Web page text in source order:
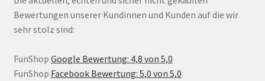
Bewertungen unserer Kundinnen und Kunden auf die wir
sehr stolz sind:
FunShop Google Bewertung: 4,8 von 5,0
FunShop Facebook Bewertung: 5,0 von 5,0